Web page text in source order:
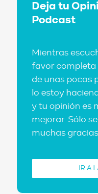
Deja tu
Podcast
Mientras
favor completa
de unas pocas
lo estoy
y tu opinión es
mejorar. Sólo
muchas
IR A